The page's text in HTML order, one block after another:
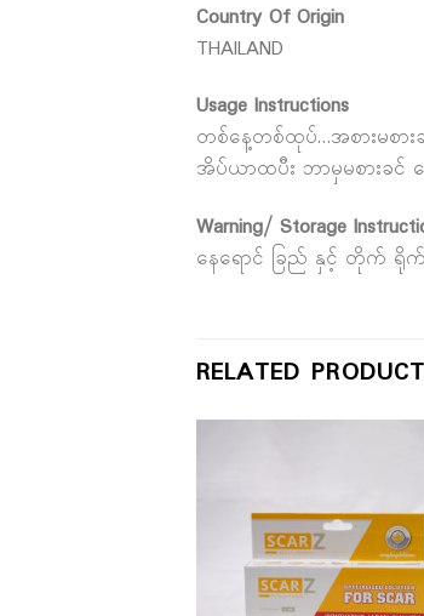
Country Of Origin
THAILAND
Usage Instructions
တစ်နေ့တစ်ထုပ်…အစားမစား
အိပ်ယာထပီး ဘာမှမစားခင်
Warning/ Storage
နေရောင် ခြည် နှင့် တိုက် ရို
RELATED